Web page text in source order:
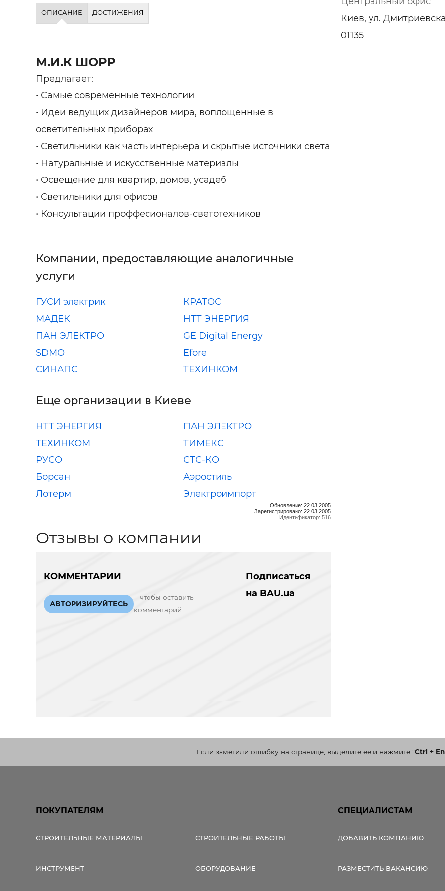
Кирпич, цемент,
щебень и др.
Резюме
ОПИСАНИЕ ДОСТИЖЕНИЯ
М.И.К ШОРР
Предлагает:
• Самые современные технологии
• Идеи ведущих дизайнеров мира, воплощенные в
осветительных приборах
• Светильники как часть интерьера и скрытые источники света
• Натуральные и искусственные материалы
• Освещение для квартир, домов, усадеб
• Светильники для офисов
• Консультации проффесионалов-светотехников
Компании, предоставляющие аналогичные
услуги
ГУСИ электрик
КРАТОС
МАДЕК
НТТ ЭНЕРГИЯ
ПАН ЭЛЕКТРО
GE Digital Energy
SDMO
Efore
СИНАПС
ТЕХИНКОМ
Еще организации в Киеве
НТТ ЭНЕРГИЯ
ПАН ЭЛЕКТРО
ТЕХИНКОМ
ТИМЕКС
РУСО
СТС-КО
Борсан
Аэростиль
Лотерм
Электроимпорт
Обновление: 22.03.2005
Зарегистрировано: 22.03.2005
Идентификатор: 516
Отзывы о компании
КОММЕНТАРИИ
АВТОРИЗИРУЙТЕСЬ
чтобы оставить
комментарий
Подписаться
на BAU.ua
Киев, ул.
01135
Если заметили ошибку на странице, выделите ее и нажмите"Ctrl +
ПОКУПАТЕЛЯМ
СТРОИТЕЛЬНЫЕ МАТЕРИАЛЫ СТРОИТЕЛЬНЫЕ РАБОТЫ
ИНСТРУМЕНТ ОБОРУДОВАНИЕ
СПЕЦИАЛИСТАМ
ДОБАВИТЬ КОМПАНИЮ
РАЗМЕСТИТЬ ВАКАНСИЮ